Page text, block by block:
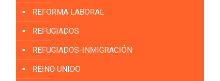
REFORMA LABORAL
REFUGIADOS
REFUGIADOS-INMIGRACIÓN
REINO UNIDO